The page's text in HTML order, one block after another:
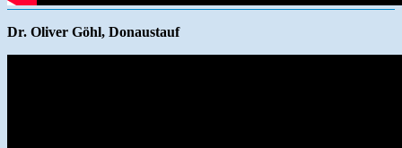
Dr. Oliver Göhl, Donaustauf